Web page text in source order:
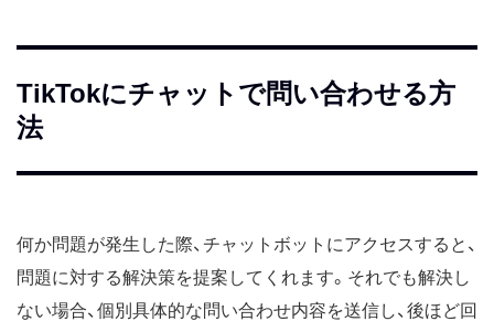
TikTokにチャットで問い合わせる方
法
何か問題が発生した際、チャットボットにアクセスすると、
問題に対する解決策を提案してくれます。それでも解決し
ない場合、個別具体的な問い合わせ内容を送信し、後ほど回